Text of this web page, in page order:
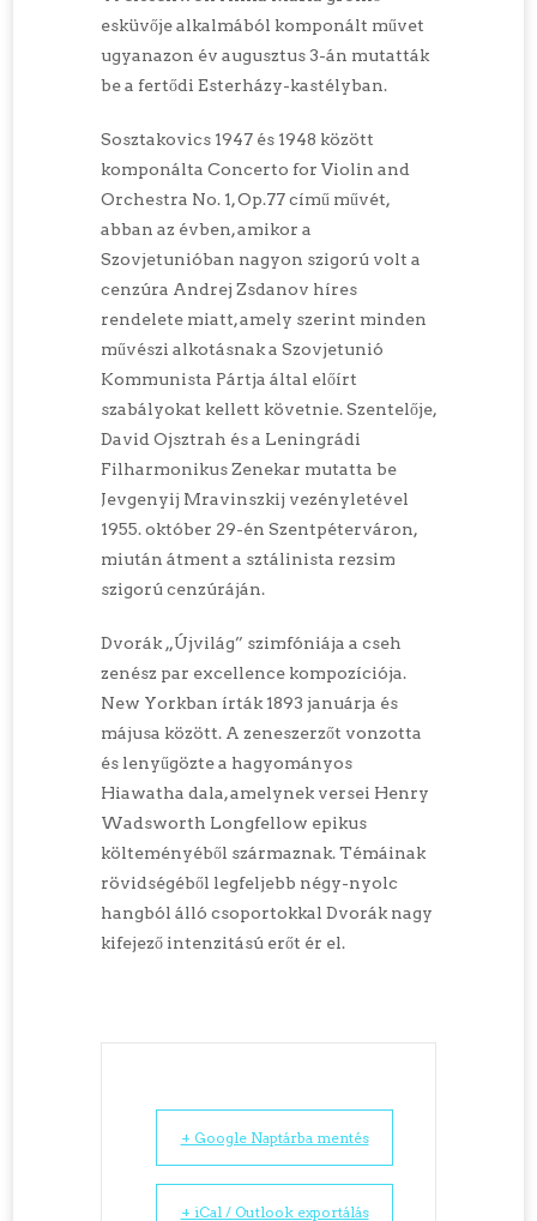
esküvője alkalmából komponált művet
ugyanazon év augusztus 3-án mutatták
be a fertődi Esterházy-kastélyban.
Sosztakovics 1947 és 1948 között
komponálta Concerto for Violin and
Orchestra No. 1, Op.77 című művét,
abban az évben, amikor a
Szovjetunióban nagyon szigorú volt a
cenzúra Andrej Zsdanov híres
rendelete miatt, amely szerint minden
művészi alkotásnak a Szovjetunió
Kommunista Pártja által előírt
szabályokat kellett követnie. Szentelője,
David Ojsztrah és a Leningrádi
Filharmonikus Zenekar mutatta be
Jevgenyij Mravinszkij vezényletével
1955. október 29-én Szentpéterváron,
miután átment a sztálinista rezsim
szigorú cenzúráján.
Dvorák „Újvilág” szimfóniája a cseh
zenész par excellence kompozíciója.
New Yorkban írták 1893 januárja és
májusa között. A zeneszerzőt vonzotta
és lenyűgözte a hagyományos
Hiawatha dala, amelynek versei Henry
Wadsworth Longfellow epikus
költeményéből származnak. Témáinak
rövidségéből legfeljebb négy-nyolc
hangból álló csoportokkal Dvorák nagy
kifejező intenzitású erőt ér el.
+ Google Naptárba mentés
+ iCal / Outlook exportálás